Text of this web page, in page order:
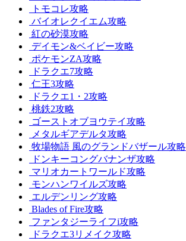
トモコレ攻略
バイオレクイエム攻略
紅の砂漠攻略
デイモン&ベイビー攻略
ポケモンZA攻略
ドラクエ7攻略
仁王3攻略
ドラクエ1・2攻略
桃鉄2攻略
ゴーストオブヨウテイ攻略
メタルギアデルタ攻略
牧場物語 風のグランドバザール攻略
ドンキーコングバナンザ攻略
マリオカートワールド攻略
モンハンワイルズ攻略
エルデンリング攻略
Blades of Fire攻略
ファンタジーライフi攻略
ドラクエ3リメイク攻略